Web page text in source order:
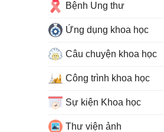
Bệnh Ung thư
Ứng dụng khoa học
Câu chuyện khoa học
Công trình khoa học
Sự kiện Khoa học
Thư viện ảnh